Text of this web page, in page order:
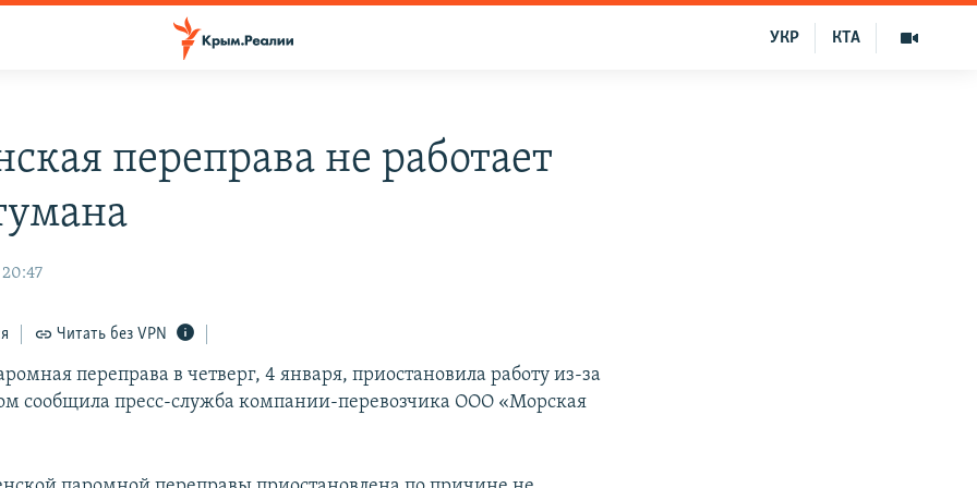
КТА
УКР
переправа не работает
Читать без VPN
переправа в четверг, 4 января, приостановила работу из-за
сообщила пресс-служба компании-перевозчика ООО «Морская